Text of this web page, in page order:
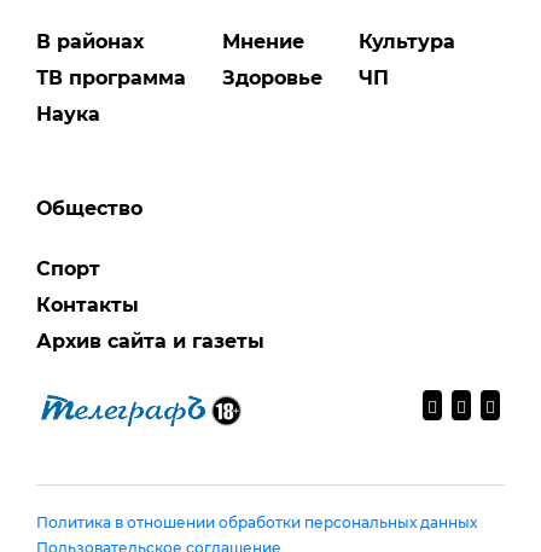
В районах
ТВ программа
Наука
Мнение
Здоровье
Культура
ЧП
Общество
Спорт
Контакты
Архив сайта и газеты
Политика в отношении обработки персональных данных
Пользовательское соглашение